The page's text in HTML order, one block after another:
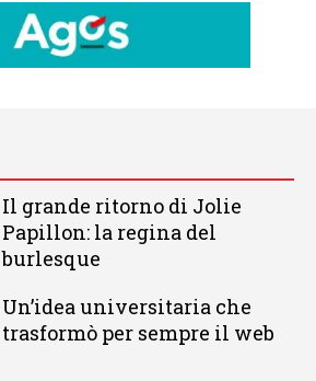
Il grande ritorno di Jolie
Papillon: la regina del
burlesque
Un’idea universitaria che
trasformò per sempre il web